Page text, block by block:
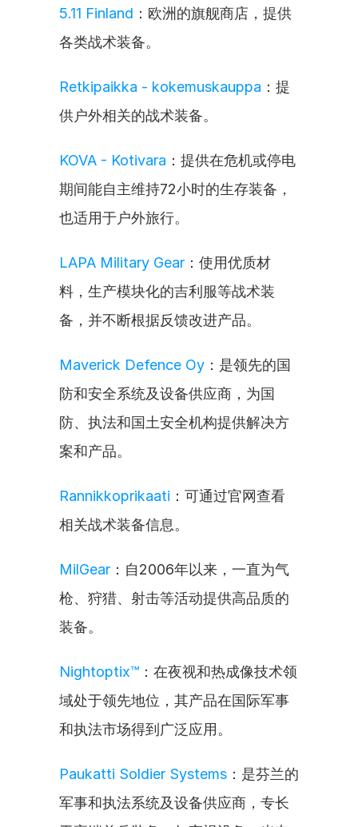
5.11 Finland ：欧洲的旗舰商店，提供
各类战术装备。
Retkipaikka - kokemuskauppa ：提
供户外相关的战术装备。
KOVA - Kotivara ：提供在危机或停电
期间能自主维持72小时的生存装备，
也适用于户外旅行。
LAPA Military Gear ：使用优质材
料，生产模块化的吉利服等战术装
备，并不断根据反馈改进产品。
Maverick Defence Oy ：是领先的国
防和安全系统及设备供应商，为国
防、执法和国土安全机构提供解决方
案和产品。
Rannikkoprikaati ：可通过官网查看
相关战术装备信息。
MilGear ：自2006年以来，一直为气
枪、狩猎、射击等活动提供高品质的
装备。
Nightoptix™ ：在夜视和热成像技术领
域处于领先地位，其产品在国际军事
和执法市场得到广泛应用。
Paukatti Soldier Systems ：是芬兰的
军事和执法系统及设备供应商，专长